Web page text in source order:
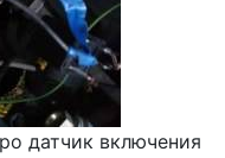
датчик включения